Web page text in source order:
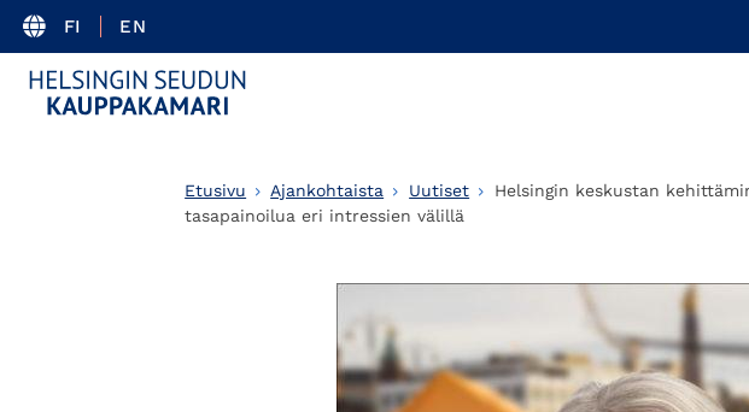
FI EN
Etusivu Ajankohtaista Uutiset
Helsingin keskustan
tasapainoilua eri intressien välillä